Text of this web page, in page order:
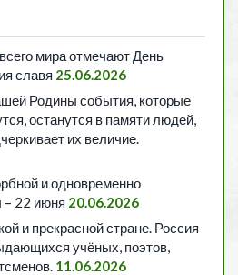
мира отмечают День
славя 25.06.2026
Родины события, которые
останутся в памяти людей,
их величие.
и одновременно
– 22 июня 20.06.2026
и прекрасной стране. Россия
учёных, поэтов,
11.06.2026